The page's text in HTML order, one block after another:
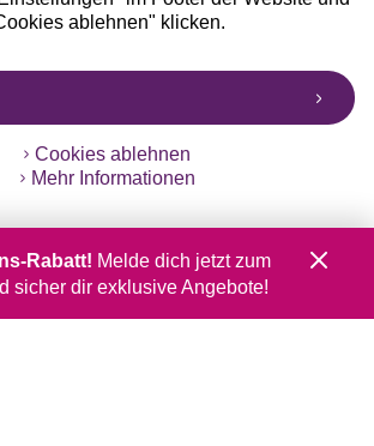
ablehnen" klicken.
Cookies ablehnen
Mehr Informationen
Rabatt! Melde dich jetzt zum
sicher dir exklusive Angebote!